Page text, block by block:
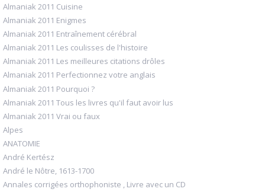
Almaniak 2011 Cuisine
Almaniak 2011 Enigmes
Almaniak 2011 Entraînement cérébral
Almaniak 2011 Les coulisses de l'histoire
Almaniak 2011 Les meilleures citations drôles
Almaniak 2011 Perfectionnez votre anglais
Almaniak 2011 Pourquoi ?
Almaniak 2011 Tous les livres qu'il faut avoir lus
Almaniak 2011 Vrai ou faux
Alpes
ANATOMIE
André Kertész
André le Nôtre, 1613-1700
Annales corrigées orthophoniste , Livre avec un CD